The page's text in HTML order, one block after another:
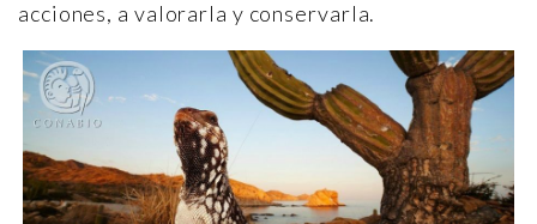
acciones, a valorarla y conservarla.